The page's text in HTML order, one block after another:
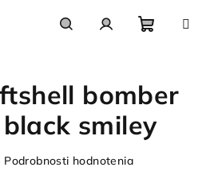
košík
bomber
smiley
Podrobnosti hodnotenia